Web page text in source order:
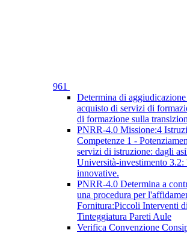
961
Determina di
acquisto di servizi di
di formazione sulla
PNRR-4.0 Missione:4
Competenze 1 -
servizi di istruzione: dagli
Università-investimento 3.2:
innovative.
PNRR-4.0 Determina a
una procedura per
Fornitura:Piccoli Interventi
Tinteggiatura Pareti Aule
Verifica Convenzione